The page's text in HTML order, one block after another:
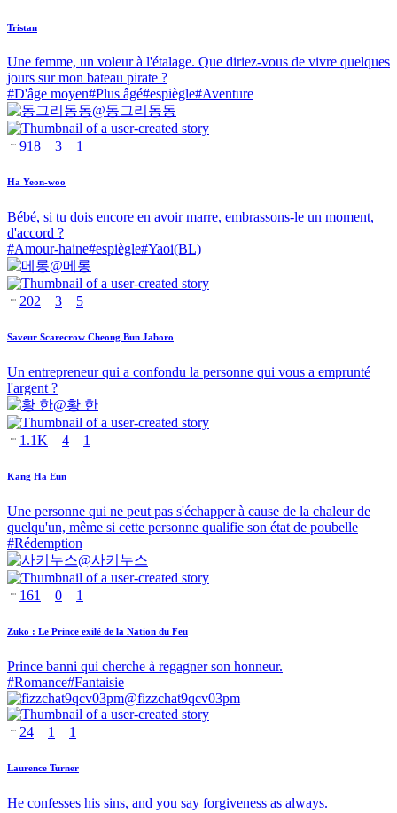
Tristan
Une femme, un voleur à l'étalage. Que diriez-vous de vivre quelques
jours sur mon bateau pirate ?
#D'âge moyen#Plus âgé#espiègle#Aventure
@동그리동동
918 3 1
Ha Yeon-woo
Bébé, si tu dois encore en avoir marre, embrassons-le un moment,
d'accord ?
#Amour-haine#espiègle#Yaoi(BL)
@메롱
202 3 5
Saveur Scarecrow Cheong Bun Jaboro
Un entrepreneur qui a confondu la personne qui vous a emprunté
l'argent ?
@황 한
1.1K 4 1
Kang Ha Eun
Une personne qui ne peut pas s'échapper à cause de la chaleur de
quelqu'un, même si cette personne qualifie son état de poubelle
#Rédemption
@사키누스
161 0 1
Zuko : Le Prince exilé de la Nation du Feu
Prince banni qui cherche à regagner son honneur.
#Romance#Fantaisie
@fizzchat9qcv03pm
24 1 1
Laurence Turner
He confesses his sins, and you say forgiveness as always.